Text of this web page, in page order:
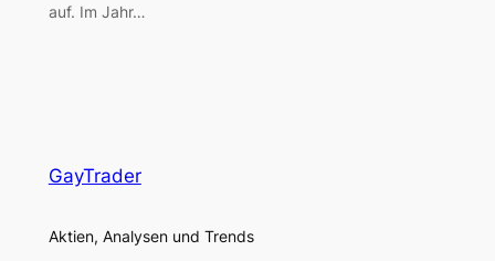
auf. Im Jahr…
GayTrader
Aktien, Analysen und Trends